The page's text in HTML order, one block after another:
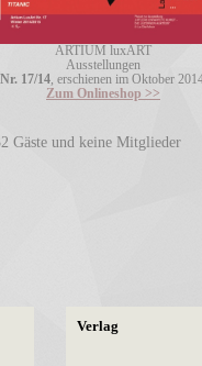
ARTIUM luxART
Ausstellungen
Nr. 17/14, erschienen im Oktober
Zum Onlineshop >>
Gäste und keine Mitglieder
Verlag